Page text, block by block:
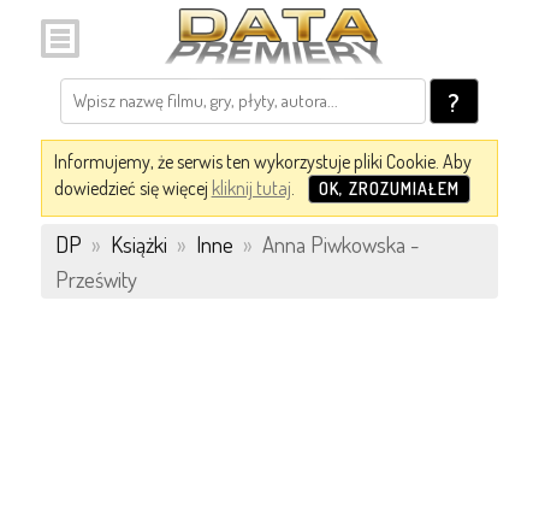
?
Informujemy, że serwis ten wykorzystuje pliki Cookie. Aby
dowiedzieć się więcej kliknij tutaj. OK, ZROZUMIAŁEM
DP » Książki » Inne » Anna Piwkowska -
Prześwity